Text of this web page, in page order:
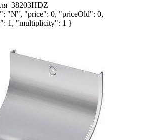
38203HDZ
"N", "price": 0, "priceOld": 0,
1, "multiplicity": 1 }